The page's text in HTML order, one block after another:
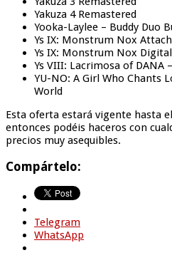
Yakuza 4 Remastered
Yooka-Laylee – Buddy Duo
Ys IX: Monstrum Nox
Ys IX: Monstrum Nox
Ys VIII: Lacrimosa of DANA
YU-NO: A Girl Who Chants
World
Esta oferta estará vigente hasta
entonces podéis haceros con
precios muy asequibles.
Compártelo:
Telegram
WhatsApp